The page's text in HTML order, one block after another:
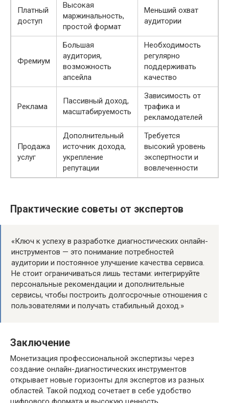
Платный
доступ
Высокая
маржинальность,
простой формат
Меньший охват
аудитории
Фремиум
Большая
аудитория,
возможность
апсейла
Необходимость
регулярно
поддерживать
качество
Реклама
Пассивный доход,
масштабируемость
Зависимость от
трафика и
рекламодателей
Продажа
услуг
Дополнительный
источник дохода,
укрепление
репутации
Требуется
высокий уровень
экспертности и
вовлеченности
Практические советы от экспертов
«Ключ к успеху в разработке диагностических онлайн-
инструментов — это понимание потребностей
аудитории и постоянное улучшение качества сервиса.
Не стоит ограничиваться лишь тестами: интегрируйте
персональные рекомендации и дополнительные
сервисы, чтобы построить долгосрочные отношения с
пользователями и получать стабильный доход.»
Заключение
Монетизация профессиональной экспертизы через
создание онлайн-диагностических инструментов
открывает новые горизонты для экспертов из разных
областей. Такой подход сочетает в себе удобство